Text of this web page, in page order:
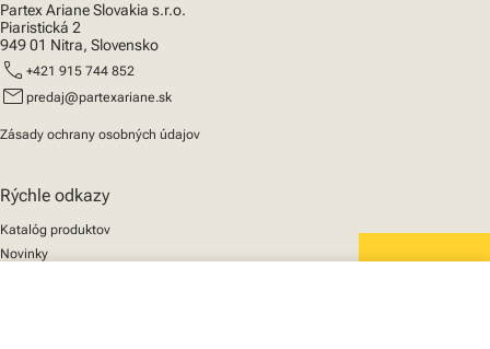
Partex Ariane Slovakia s.r.o.
Piaristická 2
949 01 Nitra, Slovensko
call +421 915 744 852
mail predaj@partexariane.sk
Zásady ochrany osobných údajov
Rýchle odkazy
Katalóg produktov
Novinky